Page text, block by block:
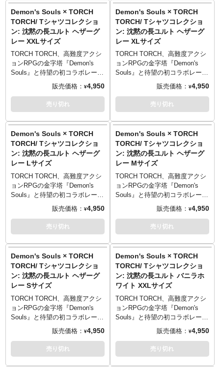
TORCH TORCH OFFICIAL
SITE：https://torchtorch.jp/
© 2021 Sony Interactive
Entertainment Inc.
“Demonʼs Souls” is a trademark
of Sony Interactive
Entertainment Inc.
TORCH TORCH OFFICIAL
SITE： https://torchtorch.jp/
© 2021 Sony Interactive
Entertainment Inc.
“Demonʼs Souls” is a trademark
of Sony Interactive
Entertainment Inc.
■サイズ（着丈／身幅／肩幅／袖
丈）
Sサイズ （65cm／49cm／42cm
／19cm）
Mサイズ （69cm／52cm／46cm
／20cm）
Lサイズ （73cm／55cm／50cm
／22cm）
54cm／24cm）
XXLサイズ （81cm／63cm／
57cm／25cm）
TORCH TORCH OFFICIAL
SITE：https://torchtorch.jp/
© 2021 Sony Interactive
Entertainment Inc.
“Demonʼs Souls” is a trademark
of Sony Interactive
Entertainment Inc.
■サイズ（着丈／身幅／肩幅／袖
丈）
Sサイズ （65cm／49cm／42cm
／19cm）
Mサイズ （69cm／52cm／46cm
／20cm）
Lサイズ （73cm／55cm／50cm
／22cm）
54cm／24cm）
XXLサイズ （81cm／63cm／
57cm／25cm）
TORCH TORCH OFFICIAL
SITE：https://torchtorch.jp/
© 2021 Sony Interactive
Entertainment Inc.
“Demonʼs Souls” is a trademark
of Sony Interactive
Entertainment Inc.
す。遊び心あるギミックをお楽
しみください。
■イラストレーション: 芳川
■カラー: バニラホワイト、ヘザ
ーグレー、ブラック
■マテリアル: 綿100% 5.6oz ヘ
ビーウェイトボディ
※ヘザーグレーのみ、ポリエス
PRINTED IN TOKYO
■サイズ（着丈／身幅／肩幅／袖
丈）
Sサイズ （65cm／49cm／42cm
／19cm）
Mサイズ （69cm／52cm／46cm
／20cm）
Lサイズ （73cm／55cm／50cm
／22cm）
54cm／24cm）
XXLサイズ （81cm／63cm／
57cm／25cm）
TORCH TORCH OFFICIAL
SITE：https://torchtorch.jp/
© 2021 Sony Interactive
Entertainment Inc.
“Demonʼs Souls” is a trademark
of Sony Interactive
Entertainment Inc.
す。遊び心あるギミックをお楽
しみください。
■イラストレーション: 芳川
■カラー: バニラホワイト、ヘザ
ーグレー、ブラック
■マテリアル: 綿100% 5.6oz ヘ
ビーウェイトボディ
※ヘザーグレーのみ、ポリエス
PRINTED IN TOKYO
■サイズ（着丈／身幅／肩幅／袖
丈）
Sサイズ （65cm／49cm／42cm
／19cm）
Mサイズ （69cm／52cm／46cm
／20cm）
Lサイズ （73cm／55cm／50cm
／22cm）
54cm／24cm）
XXLサイズ （81cm／63cm／
57cm／25cm）
TORCH TORCH OFFICIAL
SITE：https://torchtorch.jp/
© 2021 Sony Interactive
Entertainment Inc.
“Demonʼs Souls” is a trademark
of Sony Interactive
Entertainment Inc.
名詞ともいえるあの台詞のみを
あしらい、シンプルに仕上げま
した。そして背後に回ると彼の
不敵な姿が……。ダークでドラ
イなタッチのイラストは、イラ
ストレーター・芳川氏による描
き下ろし。
中のユニークな要素「ソウル傾
向」をモチーフにした刺繍が。
「白」「黒」の2種のどちらが付
す。遊び心あるギミックをお楽
しみください。
■イラストレーション: 芳川
■カラー: バニラホワイト、ヘザ
ーグレー、ブラック
■マテリアル: 綿100% 5.6oz ヘ
ビーウェイトボディ
※ヘザーグレーのみ、ポリエス
PRINTED IN TOKYO
■サイズ（着丈／身幅／肩幅／袖
丈）
Sサイズ （65cm／49cm／42cm
／19cm）
Mサイズ （69cm／52cm／46cm
／20cm）
Lサイズ （73cm／55cm／50cm
／22cm）
54cm／24cm）
XXLサイズ （81cm／63cm／
57cm／25cm）
名詞ともいえるあの台詞のみを
あしらい、シンプルに仕上げま
した。そして背後に回ると彼の
不敵な姿が……。ダークでドラ
イなタッチのイラストは、イラ
ストレーター・芳川氏による描
き下ろし。
中のユニークな要素「ソウル傾
向」をモチーフにした刺繍が。
「白」「黒」の2種のどちらが付
す。遊び心あるギミックをお楽
しみください。
■イラストレーション: 芳川
■カラー: バニラホワイト、ヘザ
ーグレー、ブラック
■マテリアル: 綿100% 5.6oz ヘ
ビーウェイトボディ
※ヘザーグレーのみ、ポリエス
PRINTED IN TOKYO
■サイズ（着丈／身幅／肩幅／袖
丈）
Sサイズ （65cm／49cm／42cm
／19cm）
Mサイズ （69cm／52cm／46cm
／20cm）
Lサイズ （73cm／55cm／50cm
／22cm）
54cm／24cm）
XXLサイズ （81cm／63cm／
57cm／25cm）
Demon's Souls × TORCH
TORCH/ Tシャツコレクショ
ン: 沈黙の長ユルト ヘザーグ
レー XXLサイズ
TORCH TORCH、高難度アクシ
ョンRPGの金字塔『Demon's
Souls』と待望の初コラボレーシ
ョンが決定！人気キャラクター
をモチーフにしたTシャツ5型が
プレイヤーの親切心をもてあそ
ぶ、NPC「沈黙の長ユルト」。
名詞ともいえるあの台詞のみを
あしらい、シンプルに仕上げま
した。そして背後に回ると彼の
不敵な姿が……。ダークでドラ
イなタッチのイラストは、イラ
ストレーター・芳川氏による描
き下ろし。
中のユニークな要素「ソウル傾
向」をモチーフにした刺繍が。
「白」「黒」の2種のどちらが付
す。遊び心あるギミックをお楽
しみください。
■イラストレーション: 芳川
■カラー: バニラホワイト、ヘザ
ーグレー、ブラック
■マテリアル: 綿100% 5.6oz ヘ
ビーウェイトボディ
※ヘザーグレーのみ、ポリエス
PRINTED IN TOKYO
販売価格： ¥4,950
売り切れ
Demon's Souls × TORCH
TORCH/ Tシャツコレクショ
ン: 沈黙の長ユルト ヘザーグ
レー XLサイズ
TORCH TORCH、高難度アクシ
ョンRPGの金字塔『Demon's
Souls』と待望の初コラボレーシ
ョンが決定！人気キャラクター
をモチーフにしたTシャツ5型が
プレイヤーの親切心をもてあそ
ぶ、NPC「沈黙の長ユルト」。
名詞ともいえるあの台詞のみを
あしらい、シンプルに仕上げま
した。そして背後に回ると彼の
不敵な姿が……。ダークでドラ
イなタッチのイラストは、イラ
ストレーター・芳川氏による描
き下ろし。
中のユニークな要素「ソウル傾
向」をモチーフにした刺繍が。
「白」「黒」の2種のどちらが付
す。遊び心あるギミックをお楽
しみください。
■イラストレーション: 芳川
■カラー: バニラホワイト、ヘザ
ーグレー、ブラック
■マテリアル: 綿100% 5.6oz ヘ
ビーウェイトボディ
※ヘザーグレーのみ、ポリエス
PRINTED IN TOKYO
販売価格： ¥4,950
売り切れ
Demon's Souls × TORCH
TORCH/ Tシャツコレクショ
ン: 沈黙の長ユルト ヘザーグ
レー Lサイズ
TORCH TORCH、高難度アクシ
ョンRPGの金字塔『Demon's
Souls』と待望の初コラボレーシ
ョンが決定！人気キャラクター
をモチーフにしたTシャツ5型が
プレイヤーの親切心をもてあそ
名詞ともいえるあの台詞のみを
あしらい、シンプルに仕上げま
した。そして背後に回ると彼の
不敵な姿が……。ダークでドラ
イなタッチのイラストは、イラ
ストレーター・芳川氏による描
き下ろし。
中のユニークな要素「ソウル傾
向」をモチーフにした刺繍が。
「白」「黒」の2種のどちらが付
販売価格： ¥4,950
売り切れ
Demon's Souls × TORCH
TORCH/ Tシャツコレクショ
ン: 沈黙の長ユルト ヘザーグ
レー Mサイズ
TORCH TORCH、高難度アクシ
ョンRPGの金字塔『Demon's
Souls』と待望の初コラボレーシ
ョンが決定！人気キャラクター
をモチーフにしたTシャツ5型が
プレイヤーの親切心をもてあそ
名詞ともいえるあの台詞のみを
あしらい、シンプルに仕上げま
した。そして背後に回ると彼の
不敵な姿が……。ダークでドラ
イなタッチのイラストは、イラ
ストレーター・芳川氏による描
き下ろし。
中のユニークな要素「ソウル傾
向」をモチーフにした刺繍が。
「白」「黒」の2種のどちらが付
販売価格： ¥4,950
売り切れ
Demon's Souls × TORCH
TORCH/ Tシャツコレクショ
ン: 沈黙の長ユルト ヘザーグ
レー Sサイズ
TORCH TORCH、高難度アクシ
ョンRPGの金字塔『Demon's
Souls』と待望の初コラボレーシ
ョンが決定！人気キャラクター
をモチーフにしたTシャツ5型が
プレイヤーの親切心をもてあそ
販売価格： ¥4,950
売り切れ
Demon's Souls × TORCH
TORCH/ Tシャツコレクショ
ン: 沈黙の長ユルト バニラホ
ワイト XXLサイズ
TORCH TORCH、高難度アクシ
ョンRPGの金字塔『Demon's
Souls』と待望の初コラボレーシ
ョンが決定！人気キャラクター
をモチーフにしたTシャツ5型が
プレイヤーの親切心をもてあそ
販売価格： ¥4,950
売り切れ